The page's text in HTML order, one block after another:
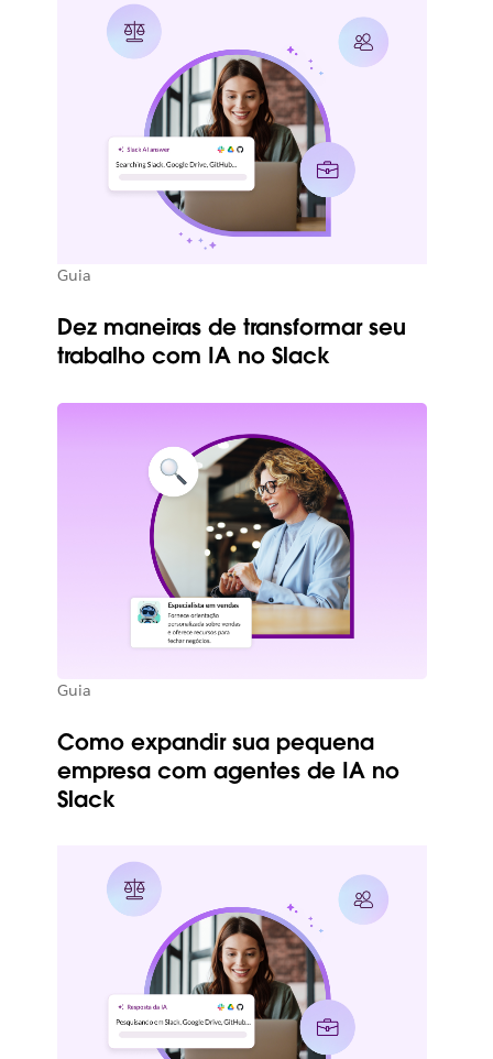
Guia
Dez maneiras de transformar seu
trabalho com IA no Slack
Guia
Como expandir sua pequena
empresa com agentes de IA no
Slack